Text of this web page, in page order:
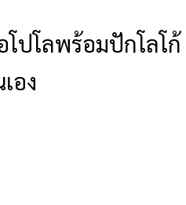
ปโลพร้อมปักโลโ
อง